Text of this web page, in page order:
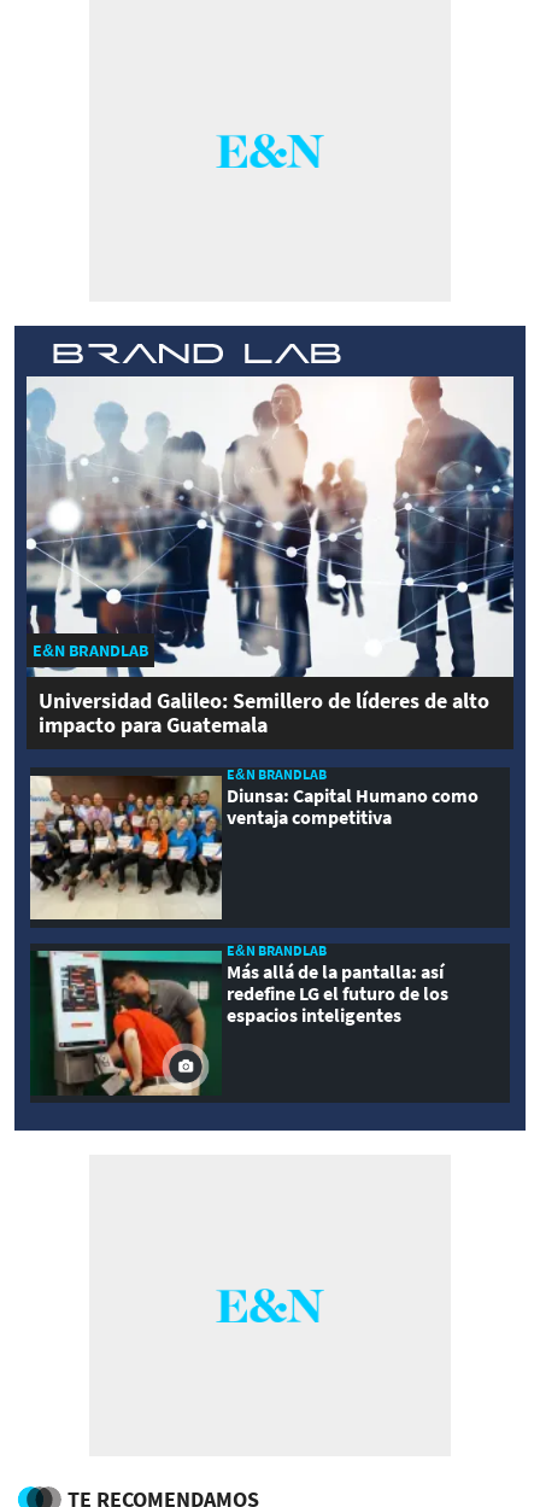
E&N BRANDLAB
Universidad Galileo: Semillero de líderes de alto
impacto para Guatemala
E&N BRANDLAB
Diunsa: Capital Humano como
ventaja competitiva
E&N BRANDLAB
Más allá de la pantalla: así
redefine LG el futuro de los
espacios inteligentes
TE RECOMENDAMOS